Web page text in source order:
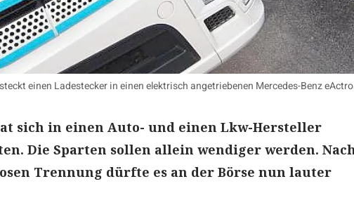
einen Ladestecker in einen elektrisch angetriebenen Mercedes-Benz
sich in einen Auto- und einen Lkw-Hersteller
Die Sparten sollen allein wendiger werden.
Trennung dürfte es an der Börse nun lauter